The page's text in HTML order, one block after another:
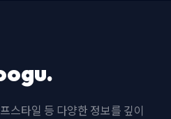
스타일 등 다양한 정보를 깊이